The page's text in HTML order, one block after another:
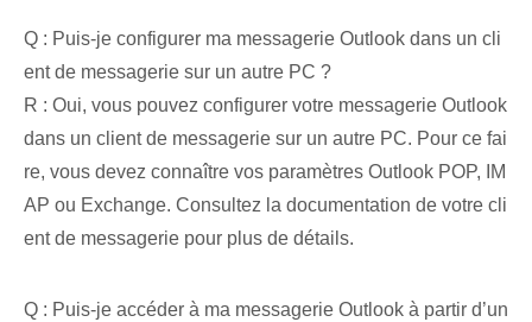
Q : Puis-je configurer ma messagerie Outlook dans un cli
ent de messagerie sur un autre PC ?
R : Oui, vous pouvez configurer votre messagerie Outlook
dans un client de messagerie sur un autre PC. Pour ce fai
re, vous devez connaître vos paramètres Outlook POP, IM
AP ou Exchange. Consultez la documentation de votre cli
ent de messagerie pour plus de détails.
Q : Puis-je accéder à ma messagerie Outlook à partir d’un